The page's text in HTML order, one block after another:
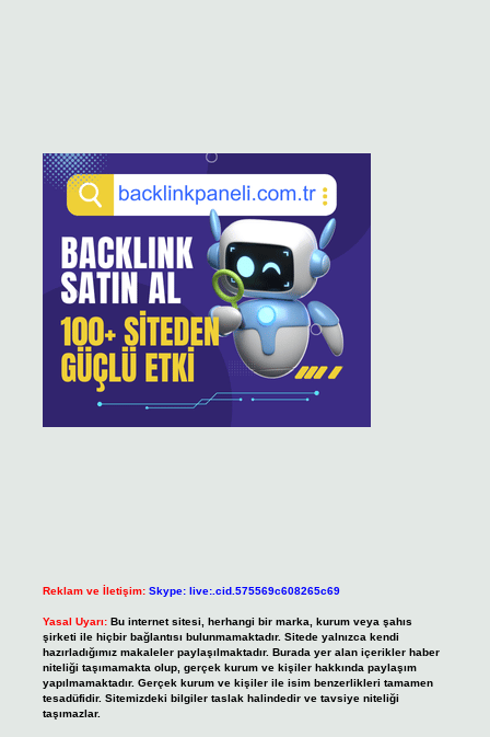
Reklam ve İletişim: Skype: live:.cid.575569c608265c69
Yasal Uyarı: Bu internet sitesi, herhangi bir marka, kurum veya şahıs
şirketi ile hiçbir bağlantısı bulunmamaktadır. Sitede yalnızca kendi
hazırladığımız makaleler paylaşılmaktadır. Burada yer alan içerikler haber
niteliği taşımamakta olup, gerçek kurum ve kişiler hakkında paylaşım
yapılmamaktadır. Gerçek kurum ve kişiler ile isim benzerlikleri tamamen
tesadüfidir. Sitemizdeki bilgiler taslak halindedir ve tavsiye niteliği
taşımazlar.